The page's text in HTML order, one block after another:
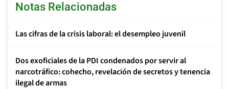
Notas Relacionadas
Las cifras de la crisis laboral: el desempleo juvenil
Dos exoficiales de la PDI condenados por servir al
narcotráfico: cohecho, revelación de secretos y tenencia
ilegal de armas